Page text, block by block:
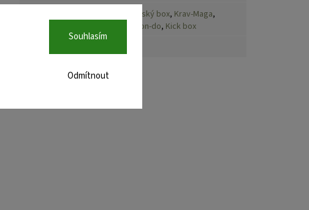
Odmítnout
Souhlasím
Sport: Thajský box, Krav-Maga,
Taekwon-do, Kick box